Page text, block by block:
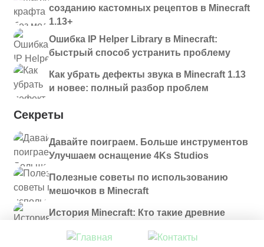
созданию кастомных рецептов в Minecraft
1.13+
Ошибка IP Helper Library в Minecraft:
быстрый способ устранить проблему
Как убрать дефекты звука в Minecraft 1.13
и новее: полный разбор проблем
Секреты
Давайте поиграем. Больше инструментов
Улучшаем оснащение 4Ks Studios
Полезные советы по использованию
мешочков в Minecraft
История Minecraft: Кто такие древние